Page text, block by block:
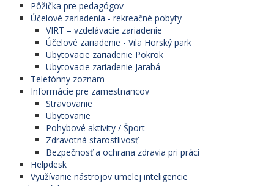
Pôžička pre pedagógov
Účelové zariadenia - rekreačné pobyty
VIRT – vzdelávacie zariadenie
Účelové zariadenie - Vila Horský park
Ubytovacie zariadenie Pokrok
Ubytovacie zariadenie Jarabá
Telefónny zoznam
Informácie pre zamestnancov
Stravovanie
Ubytovanie
Pohybové aktivity / Šport
Zdravotná starostlivosť
Bezpečnosť a ochrana zdravia pri práci
Helpdesk
Využívanie nástrojov umelej inteligencie